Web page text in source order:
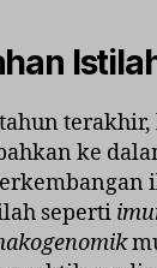
ke
seperti